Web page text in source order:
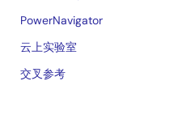
PowerNavigator
云上实验室
交叉参考